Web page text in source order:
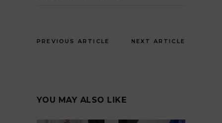
PREVIOUS ARTICLE NEXT ARTICLE
YOU MAY ALSO LIKE